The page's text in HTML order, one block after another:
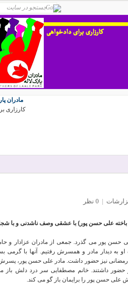
مادران
کارزاری
| 0 نظر
علی حسن پور)با عشقی وصف ناشدنی و با
حسن پور می گذرد.جمعی از مادران عزادار و
به دیدار مادر و همسرش رفتیم.
آنها با گرمی
رمضانی نیز حضور داشت. مادر علی حسن پور،
حضور داشتند.خانم مصطفایی سر درد دلش باز
حسن پور را برایمان باز گو می کند.